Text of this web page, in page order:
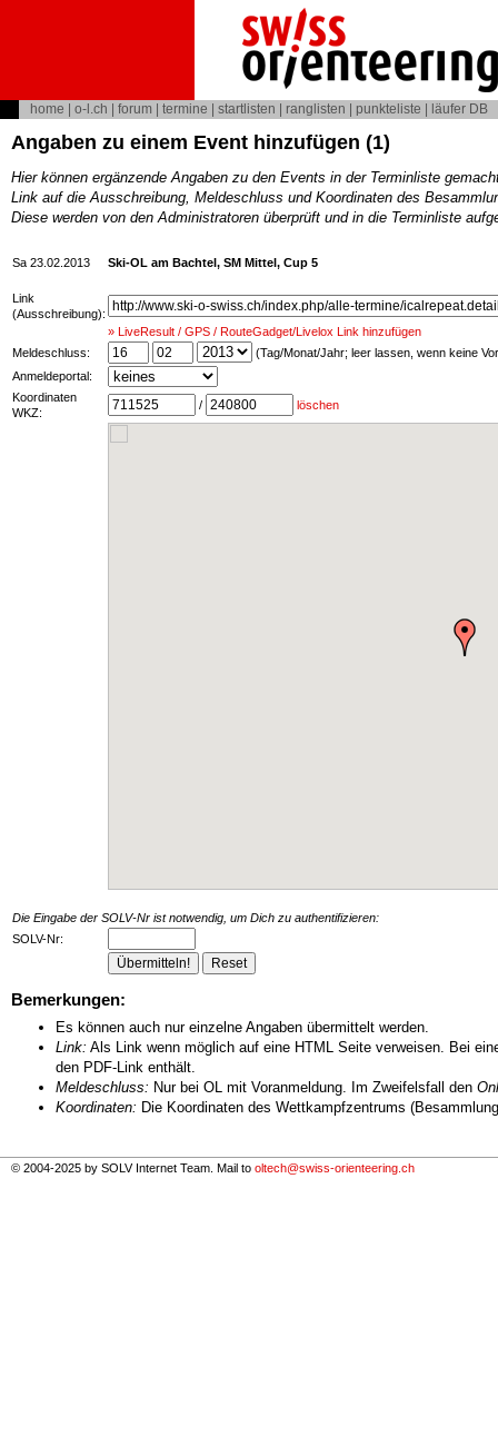
home o-l.ch forum termine startlisten ranglisten punkteliste läufer DB
Angaben zu einem Event hinzufügen (1)
Hier können ergänzende Angaben zu den Events in der Terminliste
Link auf die Ausschreibung, Meldeschluss und Koordinaten des
Diese werden von den Administratoren überprüft und in die Terminliste
Sa 23.02.2013 Ski-OL am Bachtel, SM Mittel, Cup 5
Link
(Ausschreibung):
» LiveResult / GPS / RouteGadget/Livelox Link hinzufügen
Meldeschluss:
(Tag/Monat/Jahr; leer lassen, wenn keine
Anmeldeportal:
Koordinaten
WKZ:
/ löschen
Die Eingabe der SOLV-Nr ist notwendig, um Dich zu authentifizieren:
SOLV-Nr:
Bemerkungen:
Es können auch nur einzelne Angaben übermittelt werden.
Link: Als Link wenn möglich auf eine HTML Seite verweisen. Bei
den PDF-Link enthält.
Meldeschluss: Nur bei OL mit Voranmeldung. Im Zweifelsfall den
Koordinaten: Die Koordinaten des Wettkampfzentrums
© 2004-2025 by SOLV Internet Team. Mail to oltech@swiss-orienteering.ch